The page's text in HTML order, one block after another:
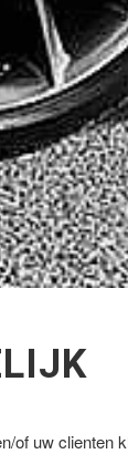
of uw clienten